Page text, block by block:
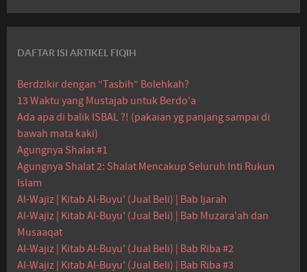
DAFTAR ISI ARTIKEL FIQIH
Berdzikir dengan “Tasbih” Bolehkah?
13 Waktu yang Mustajab untuk Berdo'a
Ada apa di balik ISBAL ?! (pakaian yg panjang sampai di
bawah mata kaki)
Agungnya Shalat #1
Agungnya Shalat 2: Shalat Mencakup Seluruh Inti Rukun
Islam
Al-Wajiz | Kitab Al-Buyu' (Jual Beli) | Bab Ijarah
Al-Wajiz | Kitab Al-Buyu' (Jual Beli) | Bab Muzara'ah dan
Musaaqat
Al-Wajiz | Kitab Al-Buyu' (Jual Beli) | Bab Riba #2
Al-Wajiz | Kitab Al-Buyu' (Jual Beli) | Bab Riba #3